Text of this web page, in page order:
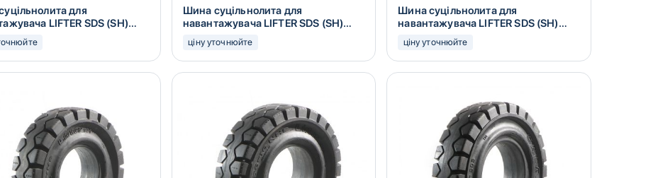
для
LIFTER SDS (SH)
Шина суцільнолита для
навантажувача LIFTER SDS (SH)
18x7-8
ціну уточнюйте
Шина суцільнолита для
навантажувача LIFTER SDS (SH)
5.00-8
ціну уточнюйте